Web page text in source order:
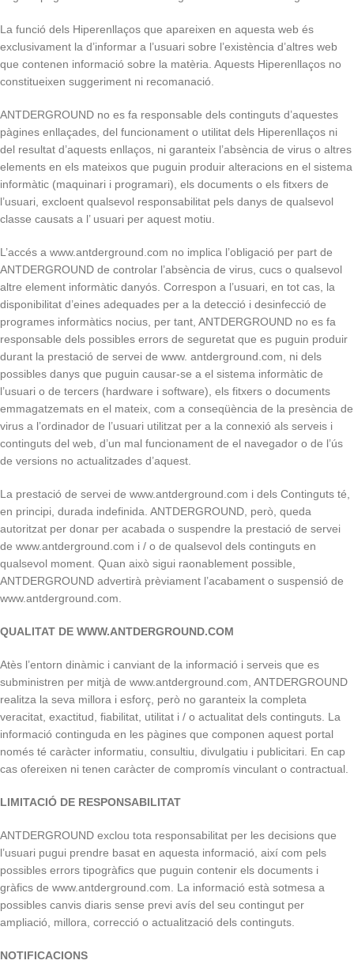
La funció dels Hiperenllaços que apareixen en aquesta web és
exclusivament la d’informar a l’usuari sobre l’existència d’altres web
que contenen informació sobre la matèria. Aquests Hiperenllaços no
constitueixen suggeriment ni recomanació.
ANTDERGROUND no es fa responsable dels continguts d’aquestes
pàgines enllaçades, del funcionament o utilitat dels Hiperenllaços ni
del resultat d’aquests enllaços, ni garanteix l’absència de virus o altres
elements en els mateixos que puguin produir alteracions en el sistema
informàtic (maquinari i programari), els documents o els fitxers de
l’usuari, excloent qualsevol responsabilitat pels danys de qualsevol
classe causats a l’ usuari per aquest motiu.
L’accés a www.antderground.com no implica l’obligació per part de
ANTDERGROUND de controlar l’absència de virus, cucs o qualsevol
altre element informàtic danyós. Correspon a l’usuari, en tot cas, la
disponibilitat d’eines adequades per a la detecció i desinfecció de
programes informàtics nocius, per tant, ANTDERGROUND no es fa
responsable dels possibles errors de seguretat que es puguin produir
durant la prestació de servei de www. antderground.com, ni dels
possibles danys que puguin causar-se a el sistema informàtic de
l’usuari o de tercers (hardware i software), els fitxers o documents
emmagatzemats en el mateix, com a conseqüència de la presència de
virus a l’ordinador de l’usuari utilitzat per a la connexió als serveis i
continguts del web, d’un mal funcionament de el navegador o de l’ús
de versions no actualitzades d’aquest.
La prestació de servei de www.antderground.com i dels Continguts té,
en principi, durada indefinida. ANTDERGROUND, però, queda
autoritzat per donar per acabada o suspendre la prestació de servei
de www.antderground.com i / o de qualsevol dels continguts en
qualsevol moment. Quan això sigui raonablement possible,
ANTDERGROUND advertirà prèviament l’acabament o suspensió de
www.antderground.com.
QUALITAT DE WWW.ANTDERGROUND.COM
Atès l’entorn dinàmic i canviant de la informació i serveis que es
subministren per mitjà de www.antderground.com, ANTDERGROUND
realitza la seva millora i esforç, però no garanteix la completa
veracitat, exactitud, fiabilitat, utilitat i / o actualitat dels continguts. La
informació continguda en les pàgines que componen aquest portal
només té caràcter informatiu, consultiu, divulgatiu i publicitari. En cap
cas ofereixen ni tenen caràcter de compromís vinculant o contractual.
LIMITACIÓ DE RESPONSABILITAT
ANTDERGROUND exclou tota responsabilitat per les decisions que
l’usuari pugui prendre basat en aquesta informació, així com pels
possibles errors tipogràfics que puguin contenir els documents i
gràfics de www.antderground.com. La informació està sotmesa a
possibles canvis diaris sense previ avís del seu contingut per
ampliació, millora, correcció o actualització dels continguts.
NOTIFICACIONS